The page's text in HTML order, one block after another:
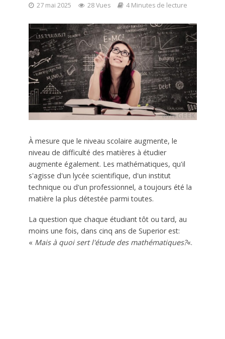
27 mai 2025 28 Vues 4 Minutes de lecture
À mesure que le niveau scolaire augmente, le
niveau de difficulté des matières à étudier
augmente également. Les mathématiques, qu'il
s'agisse d'un lycée scientifique, d'un institut
technique ou d'un professionnel, a toujours été la
matière la plus détestée parmi toutes.
La question que chaque étudiant tôt ou tard, au
moins une fois, dans cinq ans de Superior est:
« Mais à quoi sert l'étude des mathématiques?«.